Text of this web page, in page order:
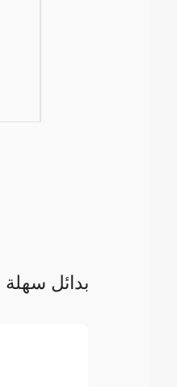
بدائل سهلة